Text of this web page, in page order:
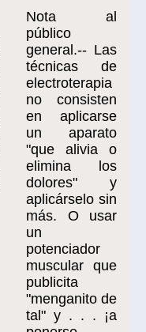
Nota al
público
general.-- Las
técnicas de
electroterapia
no consisten
en aplicarse
un aparato
"que alivia o
elimina los
dolores" y
aplicárselo sin
más. O usar
un
potenciador
muscular que
publicita
"menganito de
tal" y . . . ¡a